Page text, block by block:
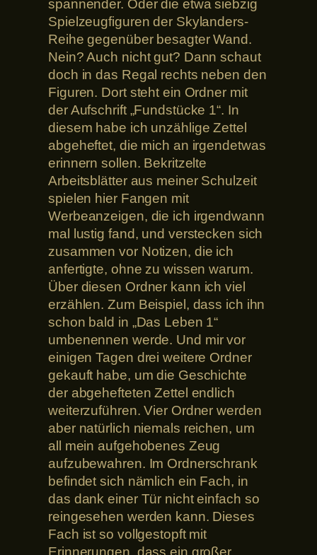
spannender. Oder die etwa siebzig
Spielzeugfiguren der Skylanders-
Reihe gegenüber besagter Wand.
Nein? Auch nicht gut? Dann schaut
doch in das Regal rechts neben den
Figuren. Dort steht ein Ordner mit
der Aufschrift „Fundstücke 1“. In
diesem habe ich unzählige Zettel
abgeheftet, die mich an irgendetwas
erinnern sollen. Bekritzelte
Arbeitsblätter aus meiner Schulzeit
spielen hier Fangen mit
Werbeanzeigen, die ich irgendwann
mal lustig fand, und verstecken sich
zusammen vor Notizen, die ich
anfertigte, ohne zu wissen warum.
Über diesen Ordner kann ich viel
erzählen. Zum Beispiel, dass ich ihn
schon bald in „Das Leben 1“
umbenennen werde. Und mir vor
einigen Tagen drei weitere Ordner
gekauft habe, um die Geschichte
der abgehefteten Zettel endlich
weiterzuführen. Vier Ordner werden
aber natürlich niemals reichen, um
all mein aufgehobenes Zeug
aufzubewahren. Im Ordnerschrank
befindet sich nämlich ein Fach, in
das dank einer Tür nicht einfach so
reingesehen werden kann. Dieses
Fach ist so vollgestopft mit
Erinnerungen, dass ein großer